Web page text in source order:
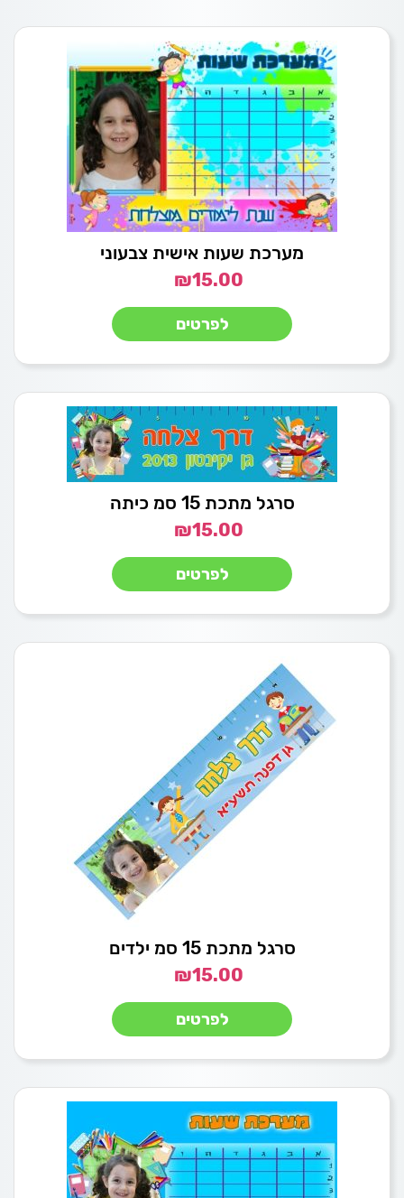
מערכת שעות אישית צבעוני
₪15.00
לפרטים
סרגל מתכת 15 סמ כיתה
₪15.00
לפרטים
סרגל מתכת 15 סמ ילדים
₪15.00
לפרטים